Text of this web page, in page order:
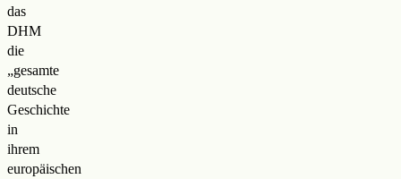
das
DHM
die
„gesamte
deutsche
Geschichte
in
ihrem
europäischen